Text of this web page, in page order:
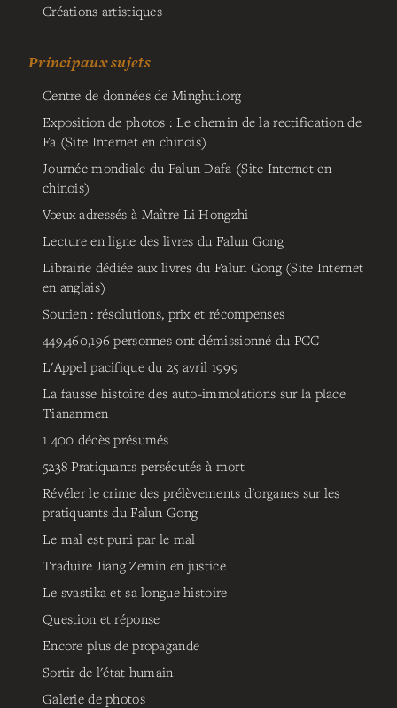
Créations artistiques
Principaux sujets
Centre de données de Minghui.org
Exposition de photos : Le chemin de la rectification de
Fa (Site Internet en chinois)
Journée mondiale du Falun Dafa (Site Internet en
chinois)
Vœux adressés à Maître Li Hongzhi
Lecture en ligne des livres du Falun Gong
Librairie dédiée aux livres du Falun Gong (Site Internet
en anglais)
Soutien : résolutions, prix et récompenses
449,460,196 personnes ont démissionné du PCC
L'Appel pacifique du 25 avril 1999
La fausse histoire des auto-immolations sur la place
Tiananmen
1 400 décès présumés
5238 Pratiquants persécutés à mort
Révéler le crime des prélèvements d'organes sur les
pratiquants du Falun Gong
Le mal est puni par le mal
Traduire Jiang Zemin en justice
Le svastika et sa longue histoire
Question et réponse
Encore plus de propagande
Sortir de l'état humain
Galerie de photos